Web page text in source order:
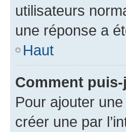
utilisateurs
une réponse a
Haut
Comment
Pour ajouter
créer une par